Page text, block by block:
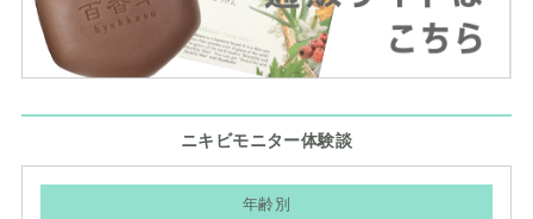
ニキビモニター体験談
年齢別